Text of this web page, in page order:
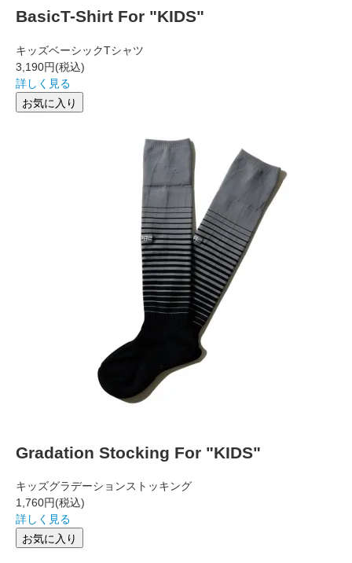
BasicT-Shirt For "KIDS"
キッズベーシックTシャツ
3,190円(税込)
詳しく見る
お気に入り
Gradation Stocking For "KIDS"
キッズグラデーションストッキング
1,760円(税込)
詳しく見る
お気に入り